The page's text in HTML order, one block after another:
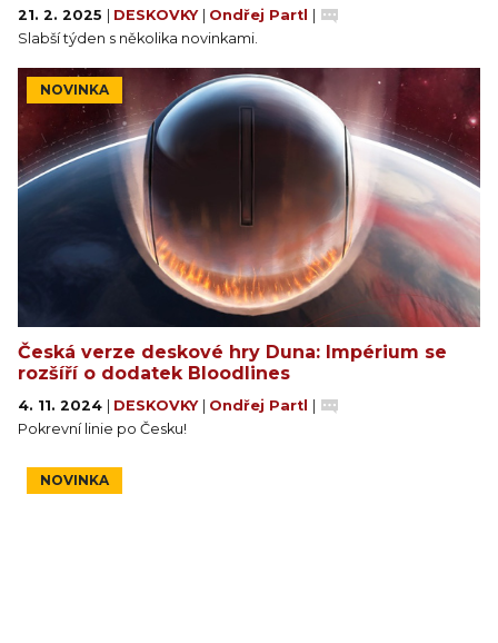
kola, jak je uvedeno na odhalené kartě konfliktu.
Porazte své soupeře v boji, chytře se orientujte v
politických frakcích a získávejte cenné karty. Koření
musí proudit, abyste dovedli svůj rod k vítězství!
21. 2. 2025 DESKOVKY Ondřej Partl
Slabší týden s několika novinkami.
NOVINKA
Česká verze deskové hry Duna: Impérium se
rozšíří o dodatek Bloodlines
4. 11. 2024 DESKOVKY Ondřej Partl
Pokrevní linie po Česku!
NOVINKA